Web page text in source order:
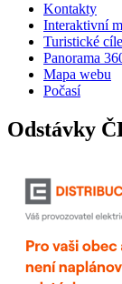
Kontakty
Interaktivní
Turistické
Panorama
Mapa webu
Počasí
Odstávky